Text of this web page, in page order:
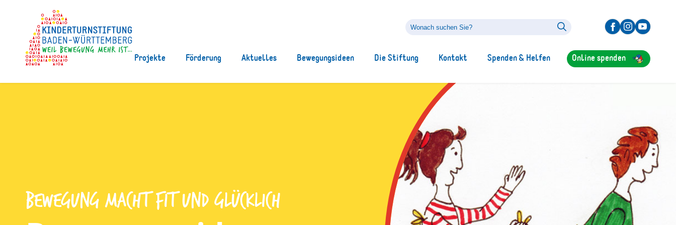
Wonach
suchen
Projekte Förderung Aktuelles Bewegungsideen Die Stiftung Kontakt Spenden & Helfen Online spenden
Bewegung macht fit und glücklich